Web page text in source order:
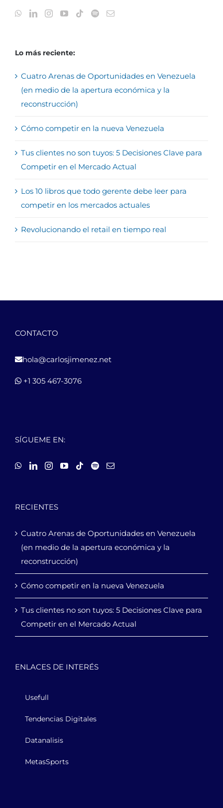
Lo más reciente:
Cuatro Arenas de Oportunidades en Venezuela
(en medio de la apertura económica y la
reconstrucción)
Cómo competir en la nueva Venezuela
Tus clientes no son tuyos: 5 Decisiones Clave para
Competir en el Mercado Actual
Los 10 libros que todo gerente debe leer para
competir en los mercados actuales
Revolucionando el retail en tiempo real
CONTACTO
hola@carlosjimenez.net
+1 305 467-3076
SÍGUEME EN:
RECIENTES
Cuatro Arenas de Oportunidades en Venezuela
(en medio de la apertura económica y la
reconstrucción)
Cómo competir en la nueva Venezuela
Tus clientes no son tuyos: 5 Decisiones Clave para
Competir en el Mercado Actual
ENLACES DE INTERÉS
Usefull
Tendencias Digitales
Datanalisis
MetasSports